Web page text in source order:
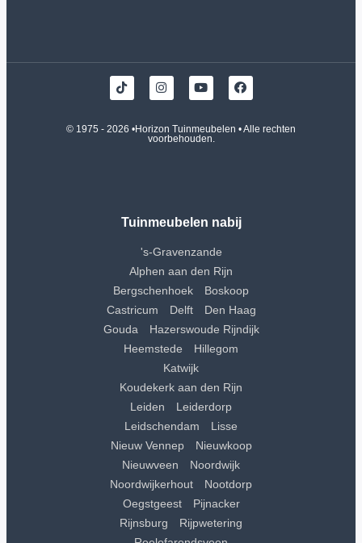
© 1975 - 2026 •Horizon Tuinmeubelen • Alle rechten
voorbehouden.
Tuinmeubelen nabij
's-Gravenzande
Alphen aan den Rijn
Bergschenhoek
Boskoop
Castricum
Delft
Den Haag
Gouda
Hazerswoude Rijndijk
Heemstede
Hillegom
Katwijk
Koudekerk aan den Rijn
Leiden
Leiderdorp
Leidschendam
Lisse
Nieuw Vennep
Nieuwkoop
Nieuwveen
Noordwijk
Noordwijkerhout
Nootdorp
Oegstgeest
Pijnacker
Rijnsburg
Rijpwetering